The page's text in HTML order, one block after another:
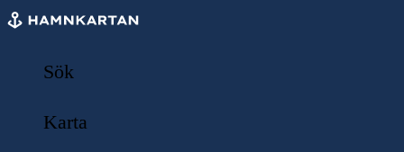
Sök
Karta